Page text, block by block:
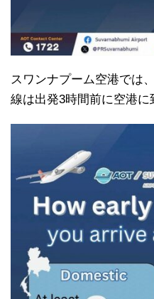
スワンナプーム空港では
線は出発3時間前に空港に